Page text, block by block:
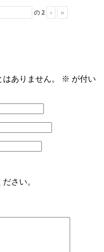
の2 › »
ありません。 ※ が付い
さい。